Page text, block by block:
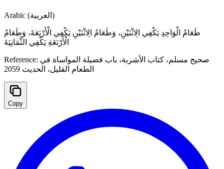
Arabic (العربية)
طَعَامُ الْوَاحِدِ يَكْفِي الِاثْنَيْنِ، ‌وَطَعَامُ ‌الِاثْنَيْنِ ‌يَكْفِي ‌الْأَرْبَعَةَ، وَطَعَامُ
الْأَرْبَعَةِ يَكْفِي الثَّمَانِيَةَ
Reference: صحيح مسلم، كتاب الأشربة، باب فضيلة المواساة في
الطعام القليل، الحدیث 2059
Copy